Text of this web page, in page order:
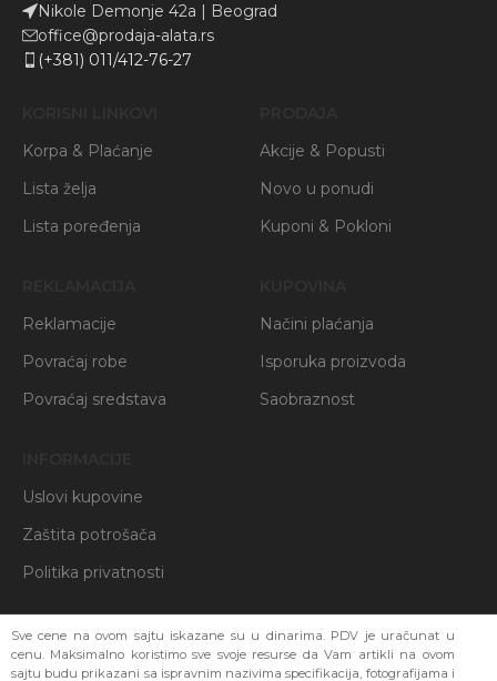
Nikole Demonje 42a | Beograd
office@prodaja-alata.rs
(+381) 011/412-76-27
Korpa & Plaćanje
Lista želja
Lista poređenja
Akcije & Popusti
Novo u ponudi
Kuponi & Pokloni
Reklamacije
Povraćaj robe
Povraćaj sredstava
Načini plaćanja
Isporuka proizvoda
Saobraznost
Uslovi kupovine
Zaštita potrošača
Politika privatnosti
Sve cene na ovom sajtu iskazane su u dinarima. PDV je uračunat u
cenu. Maksimalno koristimo sve svoje resurse da Vam artikli na ovom
sajtu budu prikazani sa ispravnim nazivima specifikacija, fotografijama i